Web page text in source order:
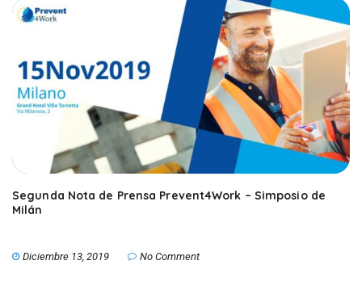
Segunda Nota de Prensa Prevent4Work – Simposio de
Milán
Diciembre 13, 2019 No Comment